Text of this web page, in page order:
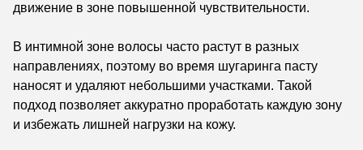
движение в зоне повышенной чувствительности.
В интимной зоне волосы часто растут в разных
направлениях, поэтому во время шугаринга пасту
наносят и удаляют небольшими участками. Такой
подход позволяет аккуратно проработать каждую зону
и избежать лишней нагрузки на кожу.